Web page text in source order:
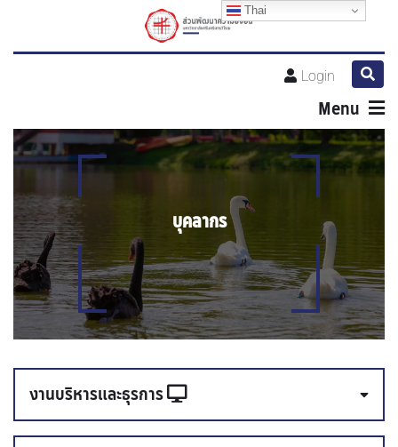
Login
Menu
บุคลากร
งานบริหารและธุรการ
Thai
Thai
Thai